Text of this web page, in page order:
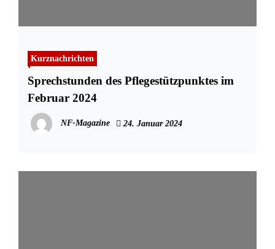
Kurznachrichten
Sprechstunden des Pflegestützpunktes im
Februar 2024
NF-Magazine 24. Januar 2024